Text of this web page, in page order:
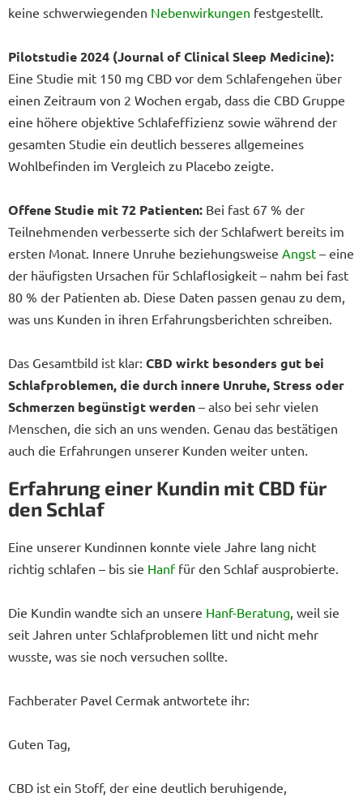
keine schwerwiegenden Nebenwirkungen festgestellt.
Pilotstudie 2024 (Journal of Clinical Sleep Medicine):
Eine Studie mit 150 mg CBD vor dem Schlafengehen über
einen Zeitraum von 2 Wochen ergab, dass die CBD Gruppe
eine höhere objektive Schlafeffizienz sowie während der
gesamten Studie ein deutlich besseres allgemeines
Wohlbefinden im Vergleich zu Placebo zeigte.
Offene Studie mit 72 Patienten: Bei fast 67 % der
Teilnehmenden verbesserte sich der Schlafwert bereits im
ersten Monat. Innere Unruhe beziehungsweise Angst – eine
der häufigsten Ursachen für Schlaflosigkeit – nahm bei fast
80 % der Patienten ab. Diese Daten passen genau zu dem,
was uns Kunden in ihren Erfahrungsberichten schreiben.
Das Gesamtbild ist klar: CBD wirkt besonders gut bei
Schlafproblemen, die durch innere Unruhe, Stress oder
Schmerzen begünstigt werden – also bei sehr vielen
Menschen, die sich an uns wenden. Genau das bestätigen
auch die Erfahrungen unserer Kunden weiter unten.
Erfahrung einer Kundin mit CBD für
den Schlaf
Eine unserer Kundinnen konnte viele Jahre lang nicht
richtig schlafen – bis sie Hanffür den Schlaf ausprobierte.
Die Kundin wandte sich an unsere Hanf-Beratung, weil sie
seit Jahren unter Schlafproblemen litt und nicht mehr
wusste, was sie noch versuchen sollte.
Fachberater Pavel Cermak antwortete ihr:
Guten Tag,
CBD ist ein Stoff, der eine deutlich beruhigende,